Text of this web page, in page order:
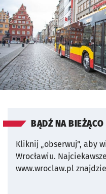
BĄDŹ NA
Kliknij „obserwuj”, aby
Wrocławiu.
www.wroclaw.pl